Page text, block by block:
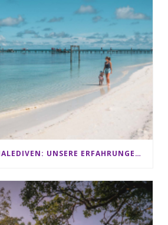
CLUB MED KANI MALEDIVEN: UNSERE ERFAHRUNGEN IM ALL-INCLUSIVE PARADIES